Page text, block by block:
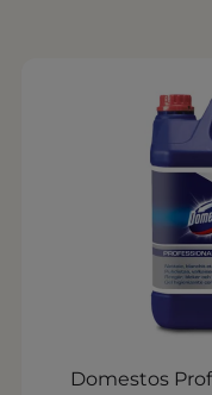
Domestos